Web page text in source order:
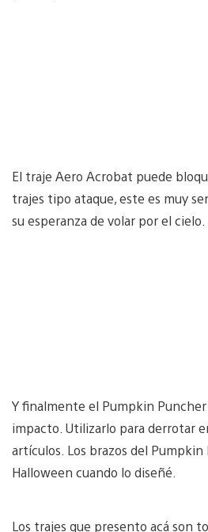
El traje Aero Acrobat puede
trajes tipo ataque, este es muy
su esperanza de volar por el
Y finalmente el Pumpkin
impacto. Utilizarlo para derrotar
artículos. Los brazos del
Halloween cuando lo diseñé.
Los trajes que presento acá son